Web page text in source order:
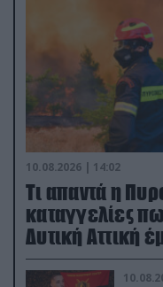
10.08.2026 | 14:02
Τι απαντά η
καταγγελίες
Δυτική Αττική
νερό